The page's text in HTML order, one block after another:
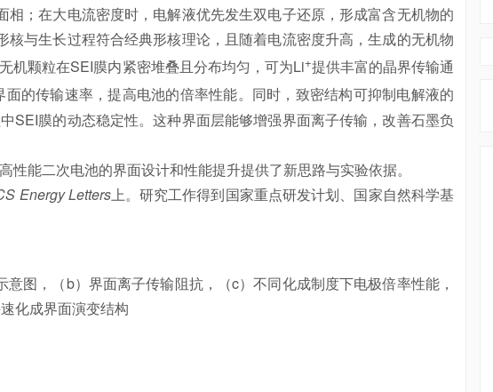
相；在大电流密度时，电解液优先发生双电子还原，形成富含无机物的
核与生长过程符合经典形核理论，且随着电流密度升高，生成的无机物
机颗粒在SEI膜内紧密堆叠且分布均匀，可为Li+提供丰富的晶界传输通
的传输速率，提高电池的倍率性能。同时，致密结构可抑制电解液的
SEI膜的动态稳定性。这种界面层能够增强界面离子传输，改善石墨负
能二次电池的界面设计和性能提升提供了新思路与实验依据。
Energy Letters上。研究工作得到国家重点研发计划、国家自然科学基
意图，（b）界面离子传输阻抗，（c）不同化成制度下电极倍率性能，
化成界面演变结构